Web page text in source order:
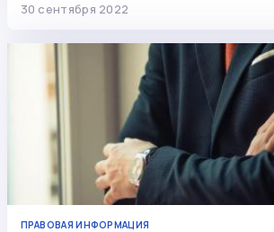
30 сентября 2022
ПРАВОВАЯ ИНФОРМАЦИЯ